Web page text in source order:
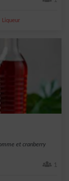
Liqueur
et cranberry
1